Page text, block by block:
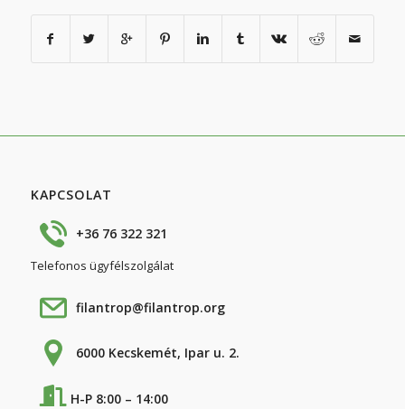
KAPCSOLAT
+36 76 322 321
Telefonos ügyfélszolgálat
filantrop@filantrop.org
6000 Kecskemét, Ipar u. 2.
H-P 8:00 – 14:00